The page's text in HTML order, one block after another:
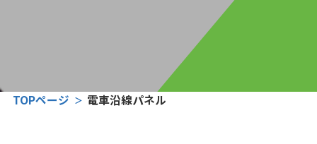
TOPページ 電車沿線パネル